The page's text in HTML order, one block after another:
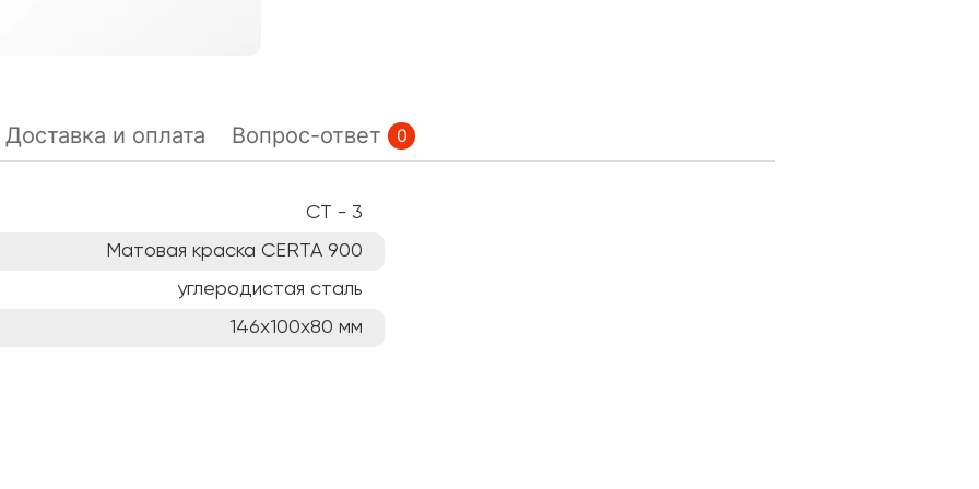
Доставка и оплата Вопрос-ответ 0
СТ - 3
Матовая краска CERTA 900
углеродистая сталь
146х100х80 мм